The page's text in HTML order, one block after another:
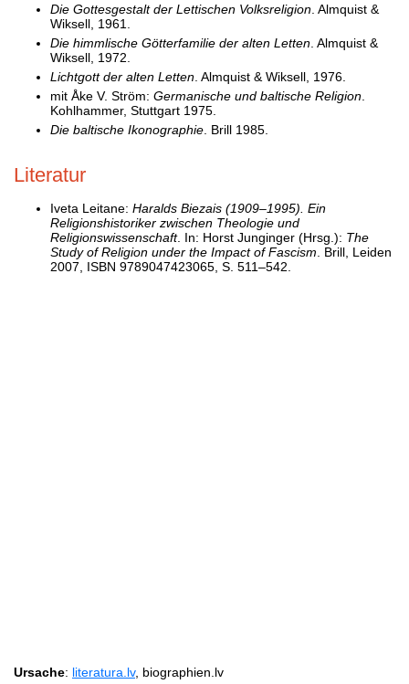
Die Gottesgestalt der Lettischen Volksreligion . Almquist &
Wiksell, 1961.
Die himmlische Götterfamilie der alten Letten . Almquist &
Wiksell, 1972.
Lichtgott der alten Letten . Almquist & Wiksell, 1976.
mit Åke V. Ström: Germanische und baltische Religion
Kohlhammer, Stuttgart 1975.
Die baltische Ikonographie . Brill 1985.
Literatur
Iveta Leitane: Haralds Biezais (1909–1995). Ein
Religionshistoriker zwischen Theologie und
Religionswissenschaft. In: Horst Junginger (Hrsg.): The
Study of Religion under the Impact of Fascism . Brill, Leiden
2007, ISBN 9789047423065, S. 511–542.
Ursache: literatura.lv, biographien.lv